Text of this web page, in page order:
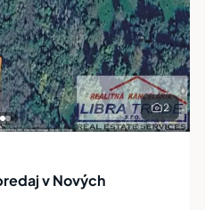
2
v Nových